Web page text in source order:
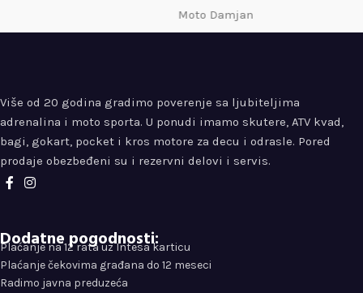
Moto Damjan
Više od 20 godina gradimo poverenje sa ljubiteljima
adrenalina i moto sporta. U ponudi imamo skutere, ATV kvad,
bagi, gokart, pocket i kros motore za decu i odrasle. Pored
prodaje obezbeđeni su i rezervni delovi i servis.
Dodatne pogodnosti:
Plaćanje na 12 rata uz Intesa karticu
Plaćanje čekovima građana do 12 meseci
Radimo javna preduzeća